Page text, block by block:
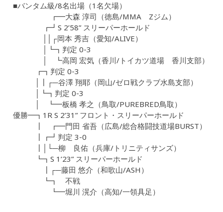
■バンタム級/8名出場（1名欠場）
┏━大森 淳司（徳島/MMA Zジム）
┏┛S 2’58” スリーパーホールド
││┌岡本 秀吉（愛知/ALIVE）
│┗┓判定 0-3
│ ┗高岡 宏気（香川/トイカツ道場 香川支部）
┏┓判定 0-3
│┃┌─谷澤 翔耶（岡山/ゼロ戦クラブ水島支部）
│┗┓判定 0-3
│ ┗━板橋 孝之（鳥取/PUREBRED鳥取）
優勝━┓1R S 2’31” フロント・スリーパーホールド
┃ ┏━門田 省吾（広島/総合格闘技道場BURST）
┃┏┛判定 3-0
┃│└─柳 良佑（兵庫/トリニティサンズ）
┗┓S 1’23” スリーパーホールド
┃┌─藤田 悠介（和歌山/ASH）
┗┓ 不戦
┗━堀川 滉介（高知/一領具足）